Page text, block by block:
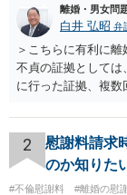
離婚・男女問
白井 弘昭 弁
＞こちらに有利に離
不貞の証拠としては
に行った証拠、複
婚する、慰謝料を
貞発覚後、長期間
場合がありますの
2
慰謝料請求
のか知りた
#不倫慰謝料 #離婚の慰